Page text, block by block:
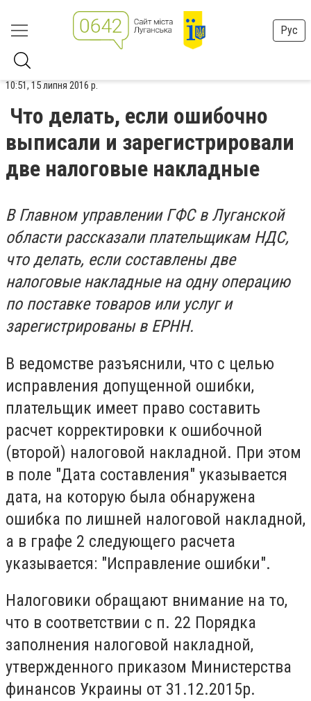
Рус
10:51, 15 липня 2016 р.
Что делать, если ошибочно
выписали и зарегистрировали
две налоговые накладные
В Главном управлении ГФС в Луганской
области рассказали плательщикам НДС,
что делать, если составлены две
налоговые накладные на одну операцию
по поставке товаров или услуг и
зарегистрированы в ЕРНН.
В ведомстве разъяснили, что с целью
исправления допущенной ошибки,
плательщик имеет право составить
расчет корректировки к ошибочной
(второй) налоговой накладной. При этом
в поле "Дата составления" указывается
дата, на которую была обнаружена
ошибка по лишней налоговой накладной,
а в графе 2 следующего расчета
указывается: "Исправление ошибки".
Налоговики обращают внимание на то,
что в соответствии с п. 22 Порядка
заполнения налоговой накладной,
утвержденного приказом Министерства
финансов Украины от 31.12.2015р.